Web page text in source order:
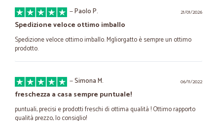
21/01/2026
—Paolo P.
Spedizione veloce ottimo imballo
Spedizione veloce ottimo imballo. Mgliorgatto è sempre un ottimo
prodotto.
06/11/2022
—Simona M.
freschezza a casa sempre puntuale!
puntuali, precisi e prodotti freschi di ottima qualità ! Ottimo rapporto
qualità prezzo, lo consiglio!